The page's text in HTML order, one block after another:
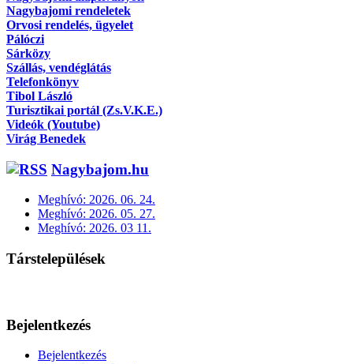
Nagybajomi rendeletek
Orvosi rendelés, ügyelet
Pálóczi
Sárközy
Szállás, vendéglátás
Telefonkönyv
Tibol László
Turisztikai portál (Zs.V.K.E.)
Videók (Youtube)
Virág Benedek
Nagybajom.hu
Meghívó: 2026. 06. 24.
Meghívó: 2026. 05. 27.
Meghívó: 2026. 03 11.
Társtelepülések
Bejelentkezés
Bejelentkezés